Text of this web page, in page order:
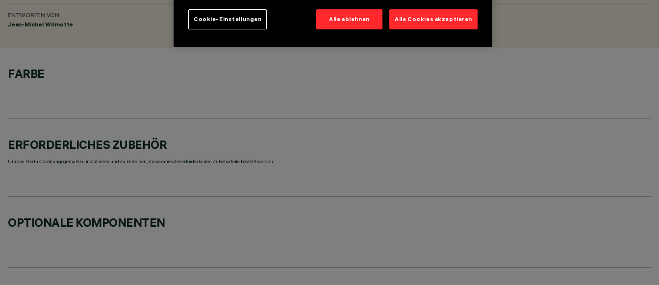
ENTWORFEN VON
Jean-Michel Wilmotte
FARBE
ERFORDERLICHES ZUBEHÖR
Um das Produkt ordnungsgemäß zu installieren und zu betreiben, muss eines der erforderlichen Zubehörteile bestellt werden:
OPTIONALE KOMPONENTEN
Alle ablehnen Alle Cookies akzeptieren
Cookie-Einstellungen